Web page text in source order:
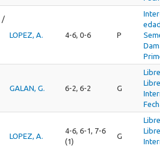
/
LOPEZ, A. 4-6, 0-6 P
GALAN, G. 6-2, 6-2 G
LOPEZ, A.
4-6, 6-1, 7-6
(1)
G